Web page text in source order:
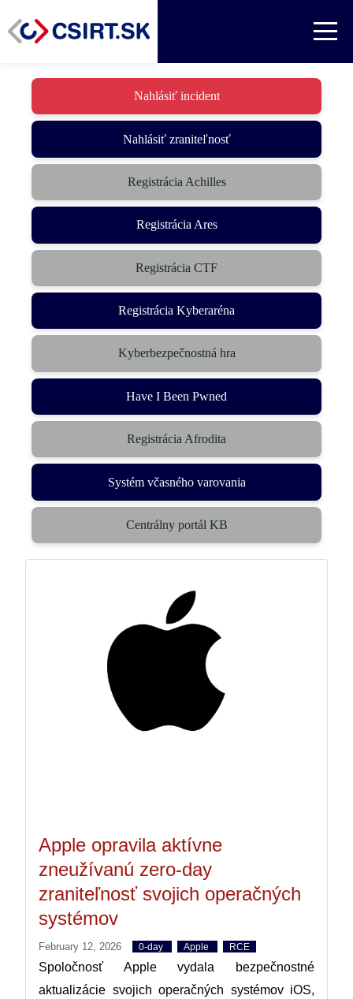
Nahlásiť incident
Nahlásiť zraniteľnosť
Registrácia Achilles
Registrácia Ares
Registrácia CTF
Registrácia Kyberaréna
Kyberbezpečnostná hra
Have I Been Pwned
Registrácia Afrodita
Systém včasného varovania
Centrálny portál KB
Apple opravila aktívne
zneužívanú zero-day
zraniteľnosť svojich operačných
systémov
February 12, 2026 0-day Apple RCE
Spoločnosť Apple vydala bezpečnostné
aktualizácie svojich operačných systémov iOS,